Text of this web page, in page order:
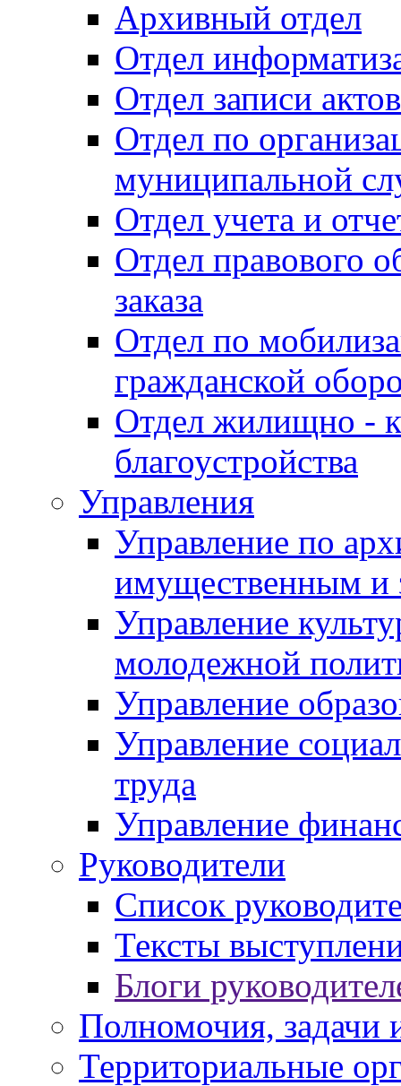
Архивный отдел
Отдел
Отдел записи
Отдел по
муниципальной
Отдел учета и
Отдел правового
заказа
Отдел по
гражданской
Отдел жилищно -
благоустройства
Управления
Управление по
имущественным и
Управление
молодежной
Управление
Управление
труда
Управление
Руководители
Список
Тексты
Блоги
Полномочия, задачи
Территориальные